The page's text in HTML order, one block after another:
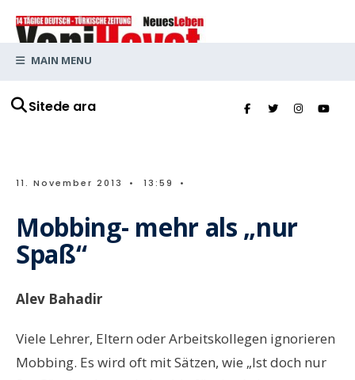
Sitede ara
MAIN MENU
11. November 2013 • 13:59 •
Mobbing- mehr als „nur
Spaß“
Alev Bahadir
Viele Lehrer, Eltern oder Arbeitskollegen ignorieren
Mobbing. Es wird oft mit Sätzen, wie „Ist doch nur